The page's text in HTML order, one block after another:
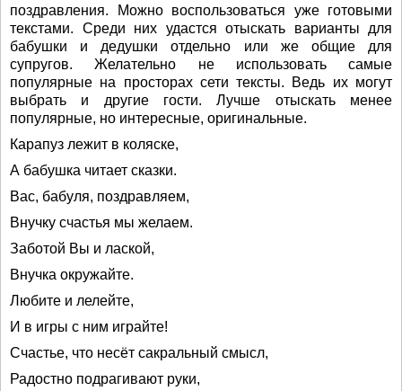
поздравления. Можно воспользоваться уже готовыми
текстами. Среди них удастся отыскать варианты для
бабушки и дедушки отдельно или же общие для
супругов. Желательно не использовать самые
популярные на просторах сети тексты. Ведь их могут
выбрать и другие гости. Лучше отыскать менее
популярные, но интересные, оригинальные.
Карапуз лежит в коляске,
А бабушка читает сказки.
Вас, бабуля, поздравляем,
Внучку счастья мы желаем.
Заботой Вы и лаской,
Внучка окружайте.
Любите и лелейте,
И в игры с ним играйте!
Счастье, что несёт сакральный смысл,
Радостно подрагивают руки,